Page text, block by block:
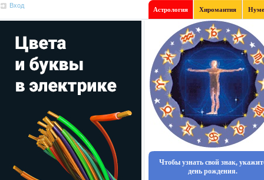
Вход
Астрология Хиромантия
Чтобы узнать свой знак,
день рождения.